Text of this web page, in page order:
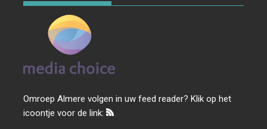
Omroep Almere volgen in uw feed reader? Klik op het
icoontje voor de link: